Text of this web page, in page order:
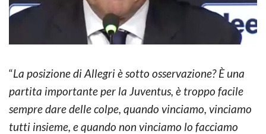
“La posizione di Allegri è sotto osservazione? È una
partita importante per la Juventus, è troppo facile
sempre dare delle colpe, quando vinciamo, vinciamo
tutti insieme, e quando non vinciamo lo facciamo